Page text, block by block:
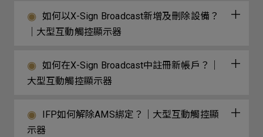
如何以X-Sign Broadcast新增及刪除設備？
｜大型互動觸控顯示器
如何在X-Sign Broadcast中註冊新帳戶？｜
大型互動觸控顯示器
IFP如何解除AMS綁定？｜大型互動觸控顯
示器